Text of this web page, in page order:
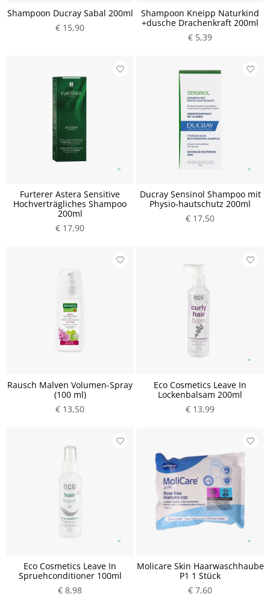
Shampoon Ducray Sabal 200ml
€ 15,90
Shampoon Kneipp Naturkind
+dusche Drachenkraft 200ml
€ 5,39
Furterer Astera Sensitive
Hochverträgliches Shampoo
200ml
€ 17,90
Ducray Sensinol Shampoo mit
Physio-hautschutz 200ml
€ 17,50
Rausch Malven Volumen-Spray
(100 ml)
€ 13,50
Eco Cosmetics Leave In
Lockenbalsam 200ml
€ 13,99
Eco Cosmetics Leave In
Spruehconditioner 100ml
€ 8,98
Molicare Skin Haarwaschhaube
P1 1 Stück
€ 7,60